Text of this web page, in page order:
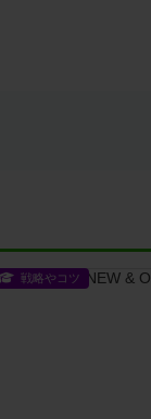
戦略やコツ